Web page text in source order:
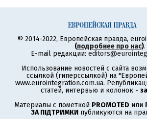
© 2014-2022, Европейская правда,
(подробнее про нас).
E-mail редакции:
Использование новостей с сайта
ссылкой (гиперссылкой) на
www.eurointegration.com.ua.
статей, интервью и колонок -
Материалы с пометкой PROMOTED или
ЗА ПІДТРИМКИ публикуются на